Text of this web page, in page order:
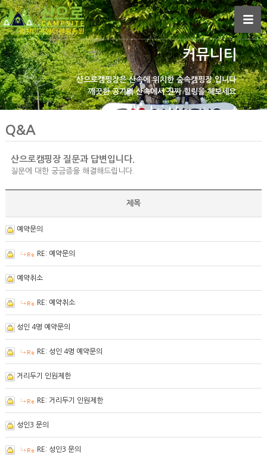
커뮤니티
산으로캠핑장은산속에 위치한 숲속캠핑장 입니다
깨끗한 공기의 산속에서진짜 힐링을 해보세요
Q&A
산으로캠핑장 질문과 답변입니다.
질문에 대한 궁금증을 해결해드립니다.
제목
예약문의
RE: 예약문의
예약취소
RE: 예약취소
성인 4명 예약문의
RE: 성인 4명 예약문의
거리두기 인원제한
RE: 거리두기 인원제한
성인3 문의
RE: 성인3 문의